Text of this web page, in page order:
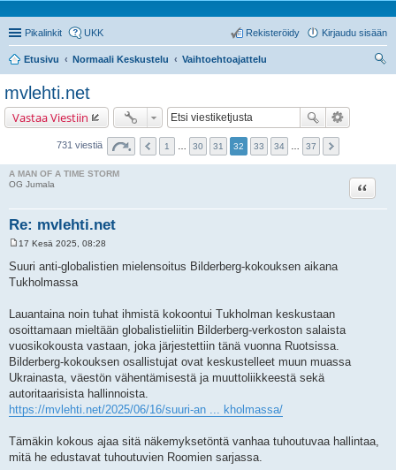
Pikalinkit UKK Kirjaudu sisään
Rekisteröidy
Etusivu Normaali Keskustelu
Vaihtoehtoajattelu
mvlehti.net
Vastaa Viestiin
731 viestiä 1 30 31 32 33 34 37
A MAN OF A TIME STORM
OG Jumala
Re: mvlehti.net
Lainaa
e
s
17 Kesä 2025, 08:28
Suuri anti-globalistien mielensoitus Bilderberg-kokouksen aikana
Tukholmassa
Lauantaina noin tuhat ihmistä kokoontui Tukholman keskustaan ​​
osoittamaan mieltään globalistieliitin Bilderberg-verkoston salaista
vuosikokousta vastaan, joka järjestettiin tänä vuonna Ruotsissa.
Bilderberg-kokouksen osallistujat ovat keskustelleet muun muassa
Ukrainasta, väestön vähentämisestä ja muuttoliikkeestä sekä
autoritaarisista hallinnoista.
https://mvlehti.net/2025/06/16/suuri-an ... kholmassa/
Tämäkin kokous ajaa sitä näkemyksetöntä vanhaa tuhoutuvaa hallintaa,
mitä he edustavat tuhoutuvien Roomien sarjassa.